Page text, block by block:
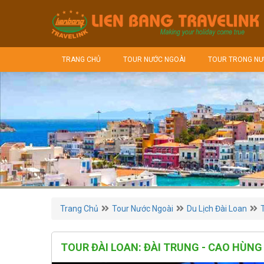
TRANG CHỦ TOUR NƯỚC NGOÀI TOUR TRONG
Trang Chủ Tour Nước Ngoài Du Lịch Đài Loan
TOUR ĐÀI LOAN: ĐÀI TRUNG - CAO